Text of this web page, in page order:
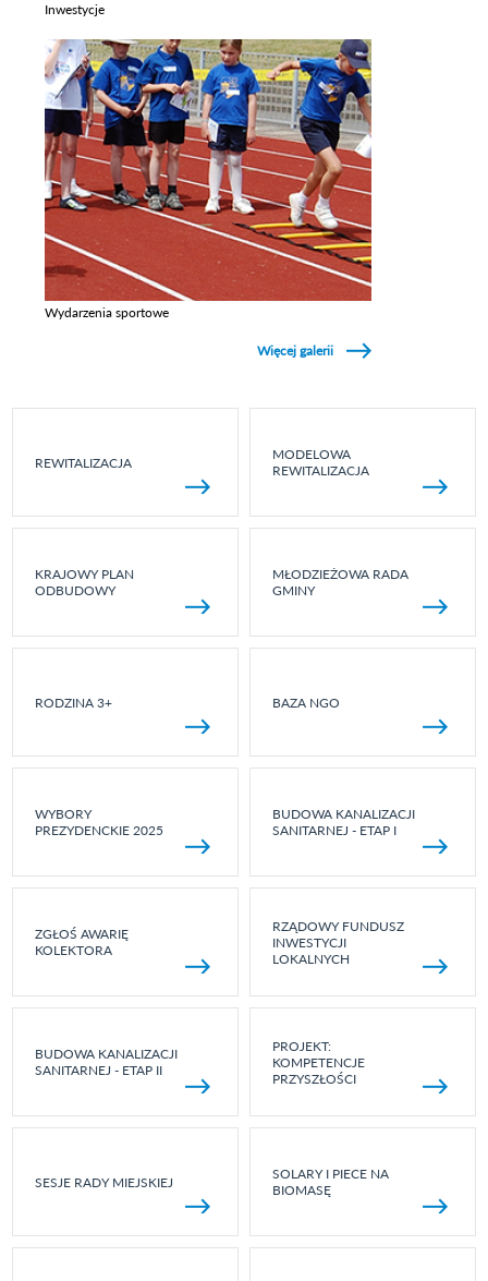
Inwestycje
Wydarzenia sportowe
Więcej galerii
REWITALIZACJA
MODELOWA
REWITALIZACJA
KRAJOWY PLAN
ODBUDOWY
MŁODZIEŻOWA RADA
GMINY
RODZINA 3+ BAZA NGO
WYBORY
PREZYDENCKIE 2025
BUDOWA KANALIZACJI
SANITARNEJ - ETAP I
ZGŁOŚ AWARIĘ
KOLEKTORA
RZĄDOWY FUNDUSZ
INWESTYCJI
LOKALNYCH
BUDOWA KANALIZACJI
SANITARNEJ - ETAP II
PROJEKT:
KOMPETENCJE
PRZYSZŁOŚCI
SESJE RADY MIEJSKIEJ
SOLARY I PIECE NA
BIOMASĘ